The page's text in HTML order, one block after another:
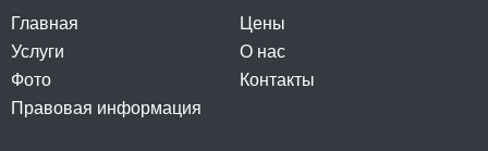
Главная
Цены
Услуги
О нас
Фото
Контакты
Правовая информация